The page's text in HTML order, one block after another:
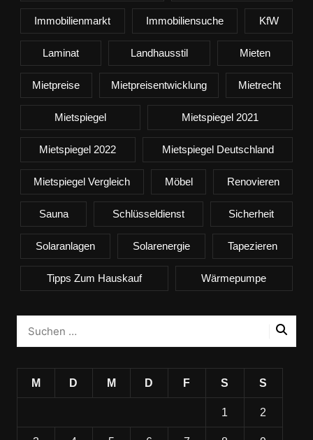
Immobilienmarkt Immobiliensuche KfW
Laminat Landhausstil Mieten
Mietpreise Mietpreisentwicklung Mietrecht
Mietspiegel Mietspiegel 2021
Mietspiegel 2022 Mietspiegel Deutschland
Mietspiegel Vergleich Möbel Renovieren
Sauna Schlüsseldienst Sicherheit
Solaranlagen Solarenergie Tapezieren
Tipps Zum Hauskauf Wärmepumpe
M D M D F S S
1 2